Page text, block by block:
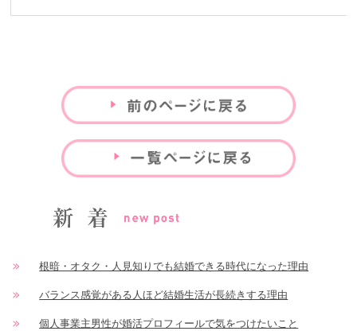
根暗・オタク・人見知りでも結婚できる時代になった理由
バランス感覚がある人ほど結婚生活が長続きする理由
個人事業主男性が婚活プロフィールで気をつけたいこと